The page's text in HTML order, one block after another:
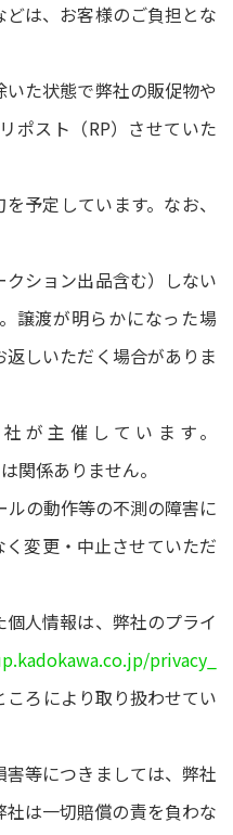
は、お客様のご負担とな
た状態で弊社の販促物や
ポスト（RP）させていた
予定しています。なお、
ション出品含む）しない
譲渡が明らかになった場
しいただく場合がありま
が主催しています。
関係ありません。
の動作等の不測の障害に
変更・中止させていただ
人情報は、弊社のプライ
privacy_
ころにより取り扱わせてい
等につきましては、弊社
は一切賠償の責を負わな